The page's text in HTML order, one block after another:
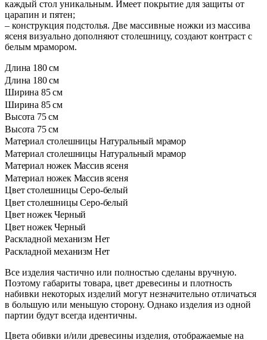
каждый стол уникальным. Имеет покрытие для защиты от
царапин и пятен;
– конструкция подстолья. Две массивные ножки из массива
ясеня визуально дополняют столешницу, создают контраст с
белым мрамором.
Длина 180 см
Длина 180 см
Ширина 85 см
Ширина 85 см
Высота 75 см
Высота 75 см
Материал столешницы Натуральный мрамор
Материал столешницы Натуральный мрамор
Материал ножек Массив ясеня
Материал ножек Массив ясеня
Цвет столешницы Серо-белый
Цвет столешницы Серо-белый
Цвет ножек Черный
Цвет ножек Черный
Раскладной механизм Нет
Раскладной механизм Нет
Все изделия частично или полностью сделаны вручную.
Поэтому габариты товара, цвет древесины и плотность
набивки некоторых изделий могут незначительно отличаться
в большую или меньшую сторону. Однако изделия из одной
партии будут всегда идентичны.
Цвета обивки и/или древесины изделия, отображаемые на